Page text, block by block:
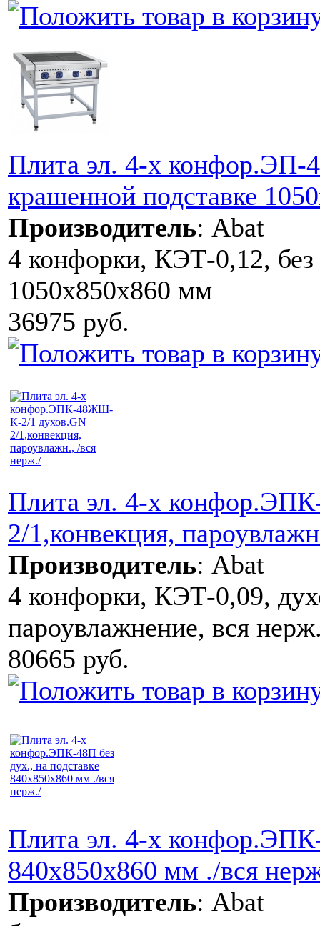
Плита эл. 4-х конфор.ЭП-
крашенной подставке
Производитель: Abat
4 конфорки, КЭТ-0,12, без
1050x850x860 мм
36975 руб.
Плита эл. 4-х
2/1,конвекция,
Производитель: Abat
4 конфорки, КЭТ-0,09,
пароувлажнение, вся
80665 руб.
Плита эл. 4-х
840x850x860 мм ./вся
Производитель: Abat